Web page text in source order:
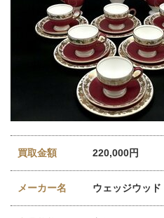
買取金額 220,000円
メーカー名 ウェッジウッド